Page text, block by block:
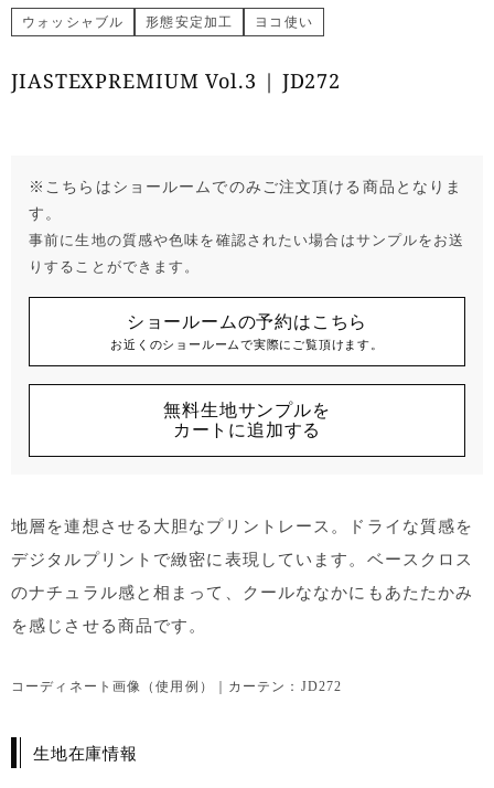
ウォッシャブル 形態安定加工 ヨコ使い
JIASTEXPREMIUM Vol.3 | JD272
※こちらはショールームでのみご注文頂ける商品となりま
す。
事前に生地の質感や色味を確認されたい場合はサンプルをお送
りすることができます。
ショールームの予約はこちら
お近くのショールームで実際にご覧頂けます。
無料生地サンプルを
カートに追加する
地層を連想させる大胆なプリントレース。ドライな質感を
デジタルプリントで緻密に表現しています。ベースクロス
のナチュラル感と相まって、クールななかにもあたたかみ
を感じさせる商品です。
コーディネート画像（使用例）｜カーテン：JD272
生地在庫情報